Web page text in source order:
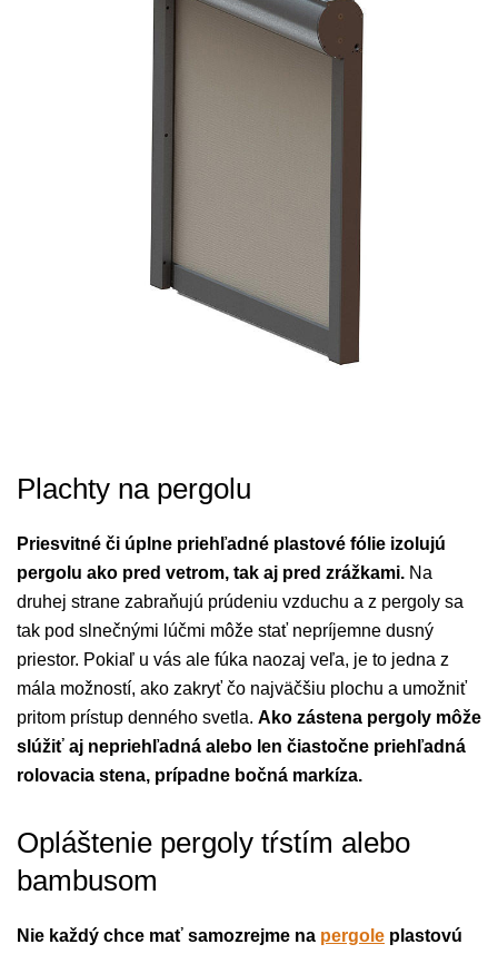
Plachty na pergolu
Priesvitné či úplne priehľadné plastové fólie izolujú
pergolu ako pred vetrom, tak aj pred zrážkami. Na
druhej strane zabraňujú prúdeniu vzduchu a z pergoly sa
tak pod slnečnými lúčmi môže stať nepríjemne dusný
priestor. Pokiaľ u vás ale fúka naozaj veľa, je to jedna z
mála možností, ako zakryť čo najväčšiu plochu a umožniť
pritom prístup denného svetla. Ako zástena pergoly môže
slúžiť aj nepriehľadná alebo len čiastočne priehľadná
rolovacia stena, prípadne bočná markíza.
Opláštenie pergoly tŕstím alebo
bambusom
Nie každý chce mať samozrejme na pergole plastovú